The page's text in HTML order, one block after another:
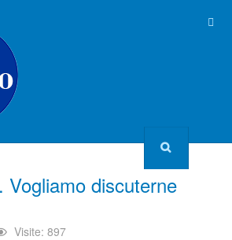
Vogliamo discuterne
Visite: 897